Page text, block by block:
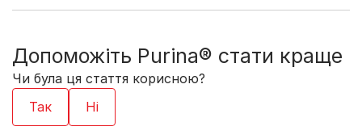
Допоможіть Purina® стати краще
Чи була ця стаття корисною?